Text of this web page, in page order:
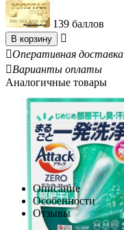
139 баллов
В корзину

Оперативная доставка
Варианты оплаты
Аналогичные товары
Описание
Особенности
Отзывы